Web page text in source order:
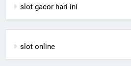
slot gacor hari ini
slot online